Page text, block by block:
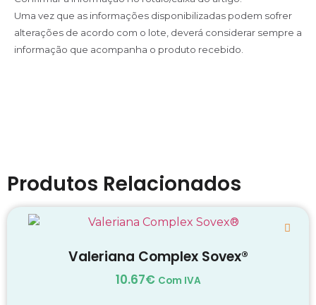
Uma vez que as informações disponibilizadas podem sofrer
alterações de acordo com o lote, deverá considerar sempre a
informação que acompanha o produto recebido.
Produtos Relacionados
Valeriana Complex Sovex®
10.67€ Com IVA